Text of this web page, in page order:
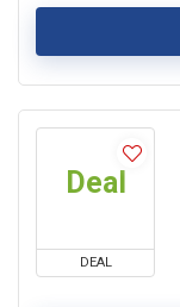
Deal
DEAL